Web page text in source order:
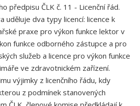
předpisu ČLK č. 11 - Licenční řád.
uděluje dva typy licencí: licence k
praxe pro výkon funkce lektor v
funkce odborného zástupce a pro
služeb a licence pro výkon funkce
ve zdravotnickém zařízení.
výjimky z licenčního řádu, kdy
z podmínek stanovených